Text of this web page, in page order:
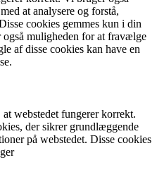
at analysere og forstå,
cookies gemmes kun i din
muligheden for at fravælge
af disse cookies kan have en
webstedet fungerer korrekt.
der sikrer grundlæggende
på webstedet. Disse cookies